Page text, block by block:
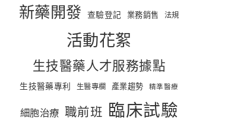
新藥開發 查驗登記 業務銷售 法規
活動花絮
生技醫藥人才服務據點
生技醫藥專利 生醫專欄 產業趨勢 精準醫療
細胞治療 職前班 臨床試驗